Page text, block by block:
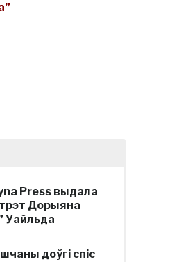
Press выдала
Дорыяна
Уайльда
доўгі спіс